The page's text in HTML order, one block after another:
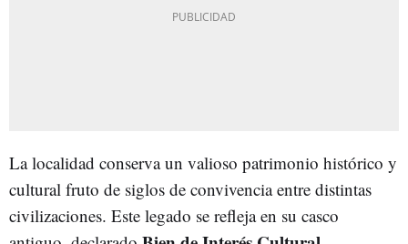
La localidad conserva un valioso patrimonio histórico y
cultural fruto de siglos de convivencia entre distintas
civilizaciones. Este legado se refleja en su casco